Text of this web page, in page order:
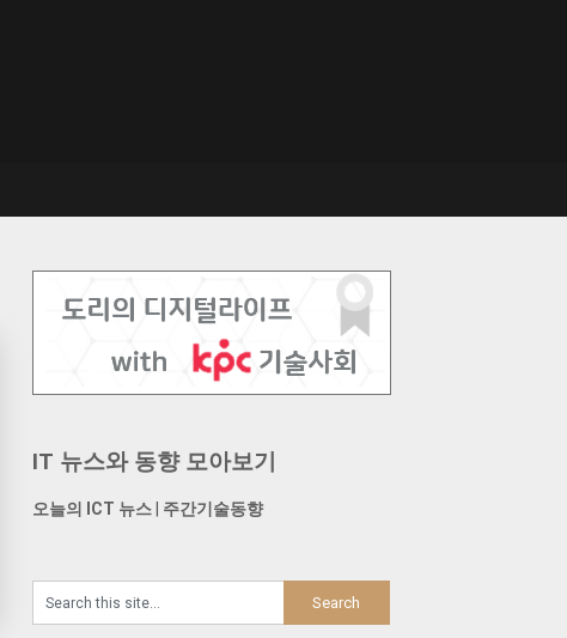
IT 뉴스와 동향 모아보기
오늘의 ICT 뉴스 주간기술동향